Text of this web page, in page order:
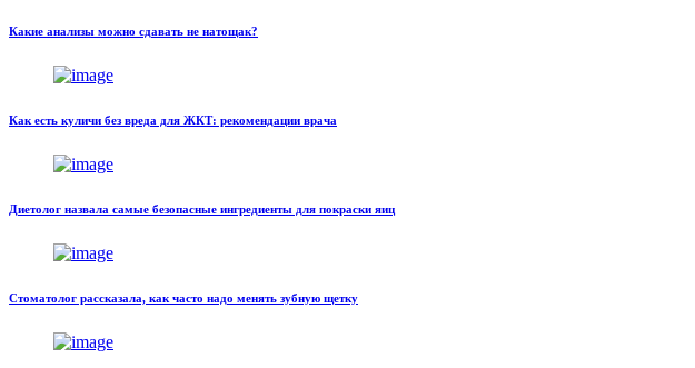
Какие анализы можно сдавать не натощак?
Как есть куличи без вреда для ЖКТ: рекомендации врача
Диетолог назвала самые безопасные ингредиенты для покраски яиц
Стоматолог рассказала, как часто надо менять зубную щетку